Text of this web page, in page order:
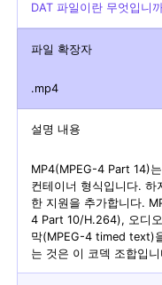
DAT 파일이란 무엇입니
파일 확장자
.mp4
설명 내용
MP4(MPEG-4 Part 14)
컨테이너 형식입니다. 하
한 지원을 추가합니다.
4 Part 10/H.264), 오디
막(MPEG-4 timed text)
는 것은 이 코덱 조합입니